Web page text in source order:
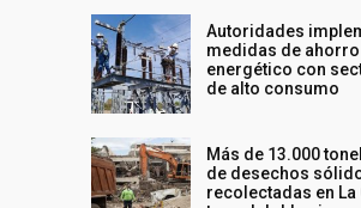
Autoridades
medidas de ahorro
energético con
de alto consumo
Más de 13.000
de desechos
recolectadas en La